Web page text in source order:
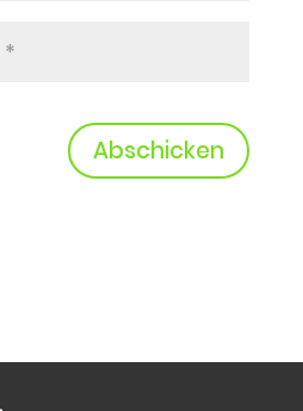
Abschicken